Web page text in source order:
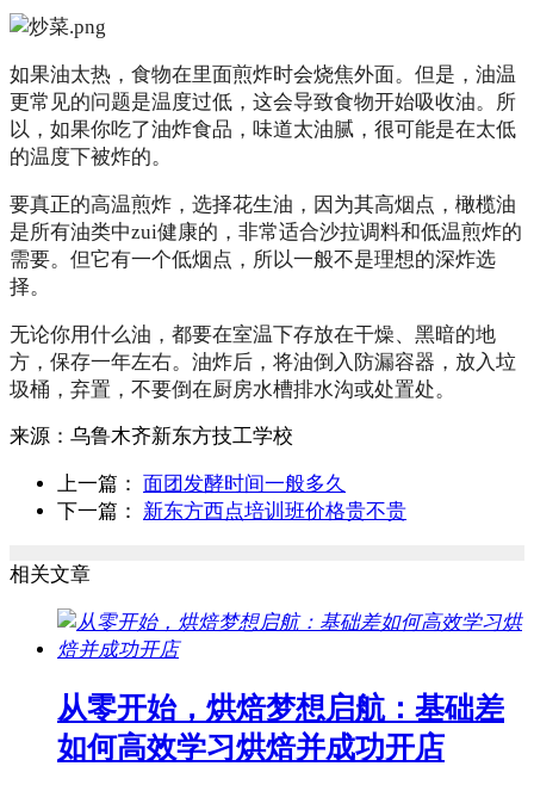
如果油太热，食物在里面煎炸时会烧焦外面。但是，油温
更常见的问题是温度过低，这会导致食物开始吸收油。所
以，如果你吃了油炸食品，味道太油腻，很可能是在太低
的温度下被炸的。
要真正的高温煎炸，选择花生油，因为其高烟点，橄榄油
是所有油类中zui健康的，非常适合沙拉调料和低温煎炸的
需要。但它有一个低烟点，所以一般不是理想的深炸选
择。
无论你用什么油，都要在室温下存放在干燥、黑暗的地
方，保存一年左右。油炸后，将油倒入防漏容器，放入垃
圾桶，弃置，不要倒在厨房水槽排水沟或处置处。
来源： 乌鲁木齐新东方技工学校
上一篇： 面团发酵时间一般多久
下一篇： 新东方西点培训班价格贵不贵
相关文章
从零开始，烘焙梦想启航：基础差
如何高效学习烘焙并成功开店